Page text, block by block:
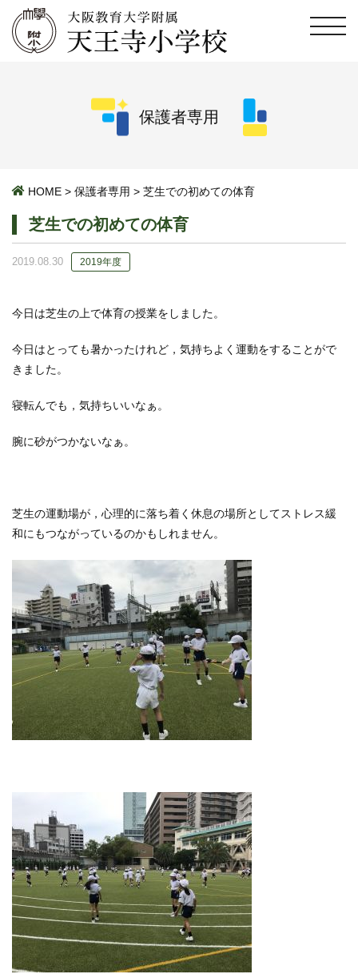
保護者専用
HOME > 保護者専用 > 芝生での初めての体育
芝生での初めての体育
2019.08.30 2019年度
今日は芝生の上で体育の授業をしました。
今日はとっても暑かったけれど，気持ちよく運動をすることがで
きました。
寝転んでも，気持ちいいなぁ。
腕に砂がつかないなぁ。
芝生の運動場が，心理的に落ち着く休息の場所としてストレス緩
和にもつながっているのかもしれません。